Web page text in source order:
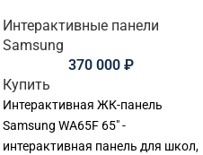
Интерактивные панели
Samsung
370 000 ₽
Купить
Интерактивная ЖК-панель
Samsung WA65F 65" -
интерактивная панель для школ,